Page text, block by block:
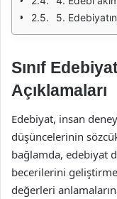
5.
Sınıf
Açıklamaları
Edebiyat, insan
düşüncelerinin
bağlamda, edebiyat
becerilerini
değerleri